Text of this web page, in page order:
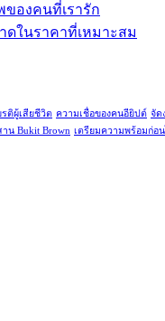
องคนที่เรารัก
ในราคาที่เหมาะสม
รติผู้เสียชีวิต ความเชื่อของคนอียิปต์ จัด
น Bukit Brown เตรียมความพร้อมก่อ